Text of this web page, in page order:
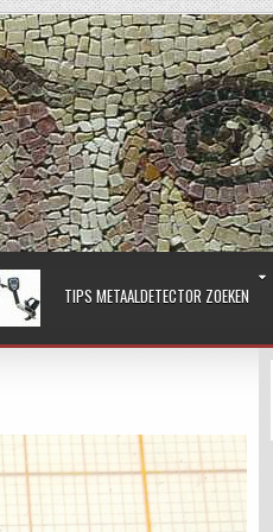
TIPS METAALDETECTOR ZOEKEN